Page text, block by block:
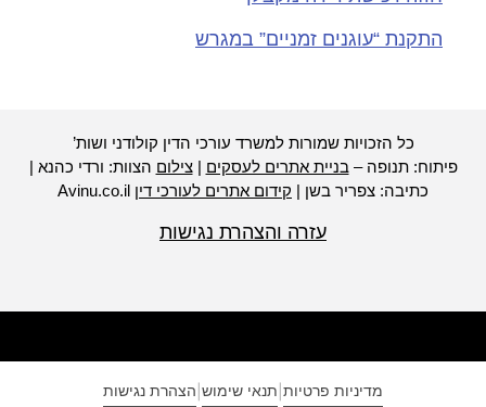
התקנת “עוגנים זמניים” במגרש
כל הזכויות שמורות למשרד עורכי הדין קולודני ושות’
תנופה –בניית אתרים לעסקים|צילוםהצוות: ורדי כהנא |
כתיבה: צפריר בשן |קידום אתרים לעורכי דיןAvinu.co.il
עזרה והצהרת נגישות
מדיניות פרטיות|תנאי שימוש|הצהרת נגישות